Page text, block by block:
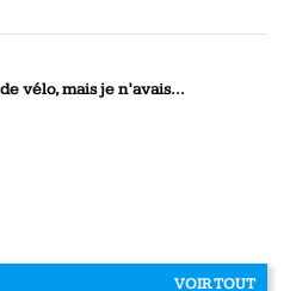
vélo, mais je n’avais...
VOIR TOUT